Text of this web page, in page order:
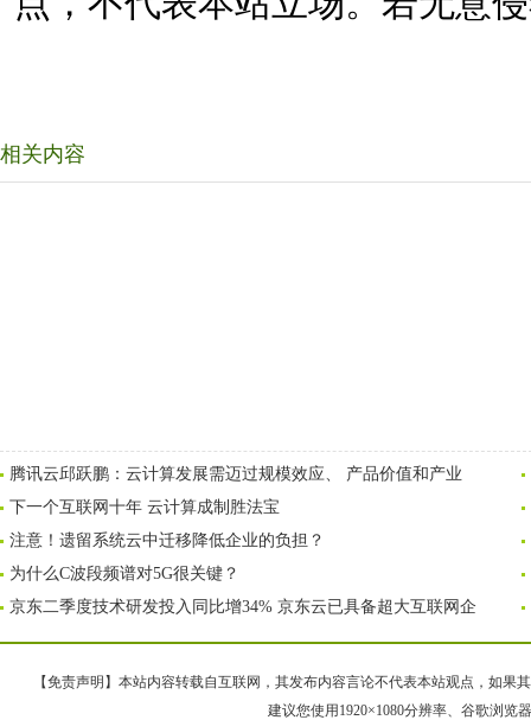
相关内容
腾讯云邱跃鹏：云计算发展需迈过规模效应、 产品价值和产业
下一个互联网十年 云计算成制胜法宝
注意！遗留系统云中迁移降低企业的负担？
为什么C波段频谱对5G很关键？
京东二季度技术研发投入同比增34% 京东云已具备超大互联网企
【免责声明】本站内容转载自互联网，其发布内容言论不代表本站观点，如果
建议您使用1920×1080分辨率、谷歌浏览